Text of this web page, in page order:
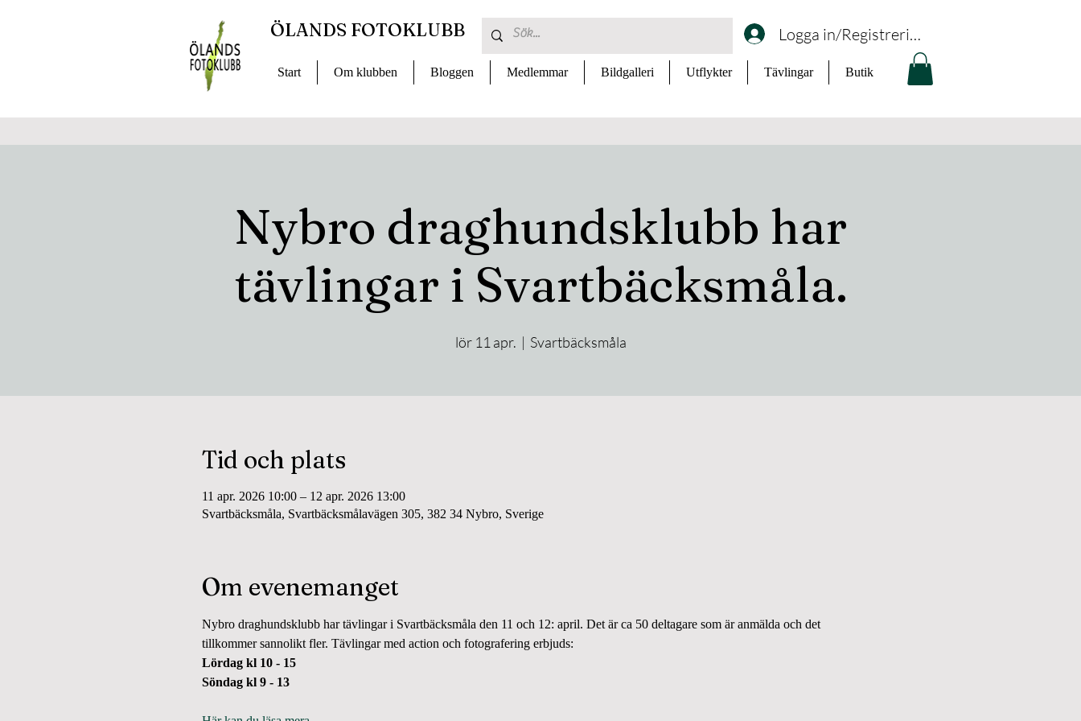
Logga in/Registrering
Start Om klubben Bloggen Medlemmar Bildgalleri Utflykter Tävlingar Butik
ÖLANDS FOTOKLUBB
Nybro draghundsklubb har
tävlingar i Svartbäcksmåla.
lör 11 apr.
  |
Svartbäcksmåla
Tid och plats
11 apr. 2026 10:00 – 12 apr. 2026 13:00
Svartbäcksmåla, Svartbäcksmålavägen 305, 382 34 Nybro, Sverige
Om evenemanget
Nybro draghundsklubb har tävlingar i Svartbäcksmåla den 11 och 12: april. Det är ca 50 deltagare som är anmälda och det
tillkommer sannolikt fler. Tävlingar med action och fotografering erbjuds:
Lördag kl 10 - 15
Söndag kl 9 - 13